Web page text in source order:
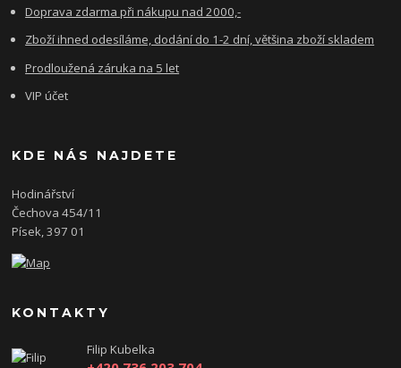
Doprava zdarma při nákupu nad 2000,-
Zboží ihned odesíláme, dodání do 1-2 dní, většina zboží skladem
Prodloužená záruka na 5 let
VIP účet
KDE NÁS NAJDETE
Hodinářství
Čechova 454/11
Písek, 397 01
KONTAKTY
Filip Kubelka